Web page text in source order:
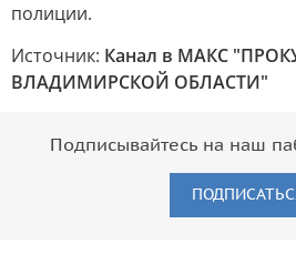
полиции.
Источник: Канал в МАКС
ВЛАДИМИРСКОЙ ОБЛАСТИ"
Подписывайтесь на наш